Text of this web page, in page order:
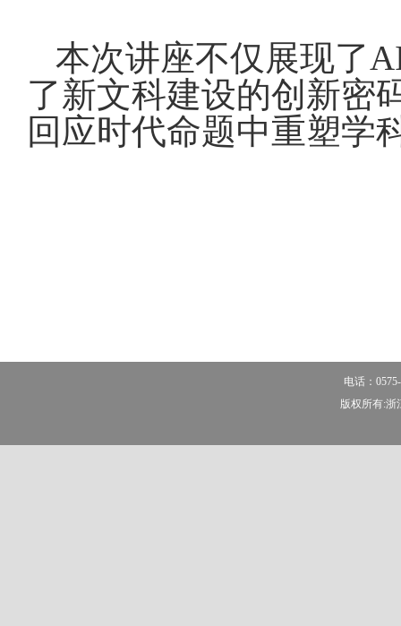
本次讲座不仅展现了
了新文科建设的创新
回应时代命题中重塑学
电话：
版权所有:浙